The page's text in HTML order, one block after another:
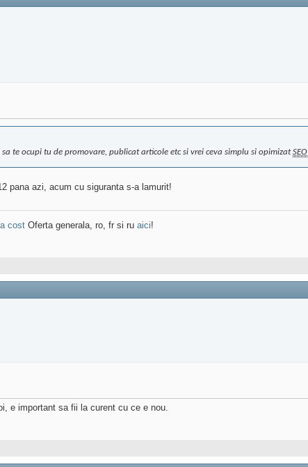
te ocupi tu de promovare, publicat articole etc si vrei ceva simplu si opimizatSEO
pana azi, acum cu siguranta s-a lamurit!
cost Oferta generala, ro, fr si ru aici!
e important sa fii la curent cu ce e nou.